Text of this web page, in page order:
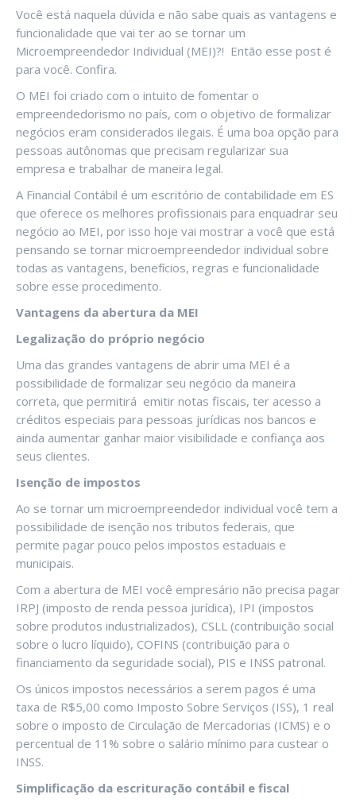
Você está naquela dúvida e não sabe quais as vantagens e
funcionalidade que vai ter ao se tornar um
Microempreendedor Individual (MEI)?! Então esse post é
para você. Confira.
O MEI foi criado com o intuito de fomentar o
empreendedorismo no país, com o objetivo de formalizar
negócios eram considerados ilegais. É uma boa opção para
pessoas autônomas que precisam regularizar sua
empresa e trabalhar de maneira legal.
A Financial Contábil é um escritório de contabilidade em ES
que oferece os melhores profissionais para enquadrar seu
negócio ao MEI, por isso hoje vai mostrar a você que está
pensando se tornar microempreendedor individual sobre
todas as vantagens, benefícios, regras e funcionalidade
sobre esse procedimento.
Vantagens da abertura da MEI
Legalização do próprio negócio
Uma das grandes vantagens de abrir uma MEI é a
possibilidade de formalizar seu negócio da maneira
correta, que permitirá emitir notas fiscais, ter acesso a
créditos especiais para pessoas jurídicas nos bancos e
ainda aumentar ganhar maior visibilidade e confiança aos
seus clientes.
Isenção de impostos
Ao se tornar um microempreendedor individual você tem a
possibilidade de isenção nos tributos federais, que
permite pagar pouco pelos impostos estaduais e
municipais.
Com a abertura de MEI você empresário não precisa pagar
IRPJ (imposto de renda pessoa jurídica), IPI (impostos
sobre produtos industrializados), CSLL (contribuição social
sobre o lucro líquido), COFINS (contribuição para o
financiamento da seguridade social), PIS e INSS patronal.
Os únicos impostos necessários a serem pagos é uma
taxa de R$5,00 como Imposto Sobre Serviços (ISS), 1 real
sobre o imposto de Circulação de Mercadorias (ICMS) e o
percentual de 11% sobre o salário mínimo para custear o
INSS.
Simplificação da escrituração contábil e fiscal